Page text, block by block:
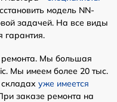
модель NN-
задачей. На все виды
гарантия.
Мы большая
Мы имеем более 20 тыс.
уже имеется
заказе ремонта на